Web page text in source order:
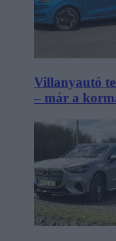
Villanyautó
– már a